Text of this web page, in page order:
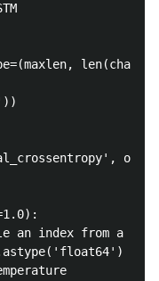
an index from a